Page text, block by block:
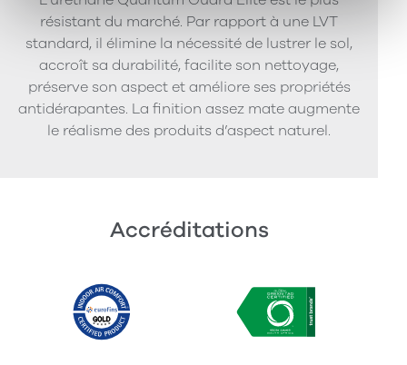
résistant du marché. Par rapport à une LVT
standard, il élimine la nécessité de lustrer le sol,
accroît sa durabilité, facilite son nettoyage,
préserve son aspect et améliore ses propriétés
antidérapantes. La finition assez mate augmente
le réalisme des produits d’aspect naturel.
Accréditations